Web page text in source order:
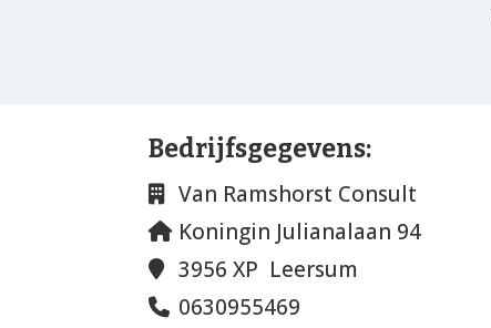
Bedrijfsgegevens:
Van Ramshorst Consult
Koningin Julianalaan 94
3956 XP Leersum
0630955469